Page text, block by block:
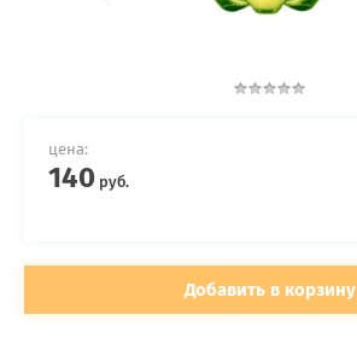
цена:
140 руб.
Добавить в корзину